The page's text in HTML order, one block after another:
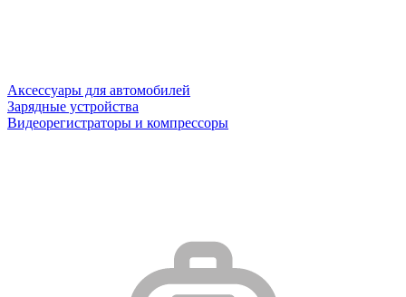
Аксессуары для автомобилей
Зарядные устройства
Видеорегистраторы и компрессоры